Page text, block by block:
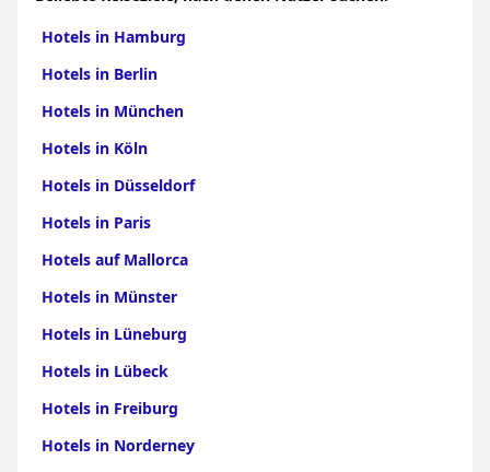
Hotels in Hamburg
Hotels in Berlin
Hotels in München
Hotels in Köln
Hotels in Düsseldorf
Hotels in Paris
Hotels auf Mallorca
Hotels in Münster
Hotels in Lüneburg
Hotels in Lübeck
Hotels in Freiburg
Hotels in Norderney